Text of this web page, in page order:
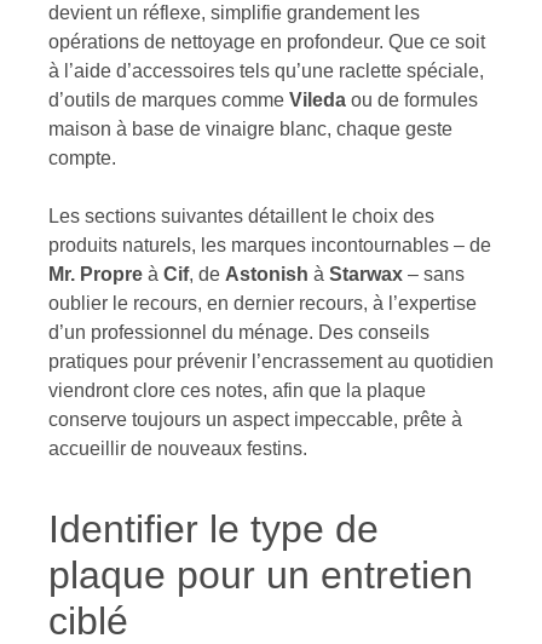
devient un réflexe, simplifie grandement les
opérations de nettoyage en profondeur. Que ce soit
à l’aide d’accessoires tels qu’une raclette spéciale,
d’outils de marques comme Vileda ou de formules
maison à base de vinaigre blanc, chaque geste
compte.
Les sections suivantes détaillent le choix des
produits naturels, les marques incontournables – de
Mr. Propre à Cif, de Astonish à Starwax – sans
oublier le recours, en dernier recours, à l’expertise
d’un professionnel du ménage. Des conseils
pratiques pour prévenir l’encrassement au quotidien
viendront clore ces notes, afin que la plaque
conserve toujours un aspect impeccable, prête à
accueillir de nouveaux festins.
Identifier le type de
plaque pour un entretien
ciblé